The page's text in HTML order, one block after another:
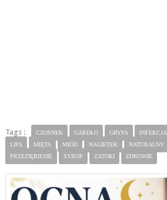
Tags : CZOSNEK GARDŁO GRYPA INFEKCJA
LIPA
MIĘTA MIÓD NAGIETEK NATURALNY
PRZEZIĘBIENIE
SYROP ZATOKI ZDROWIE